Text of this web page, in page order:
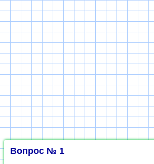
Вопрос № 1